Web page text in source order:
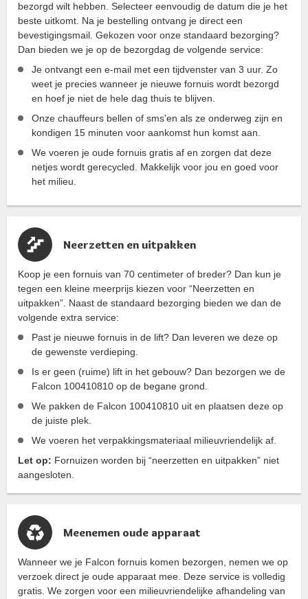
bezorgd wilt hebben. Selecteer eenvoudig de datum die je het
beste uitkomt. Na je bestelling ontvang je direct een
bevestigingsmail. Gekozen voor onze standaard bezorging?
Dan bieden we je op de bezorgdag de volgende service:
Je ontvangt een e-mail met een tijdvenster van 3 uur. Zo
weet je precies wanneer je nieuwe fornuis wordt bezorgd
en hoef je niet de hele dag thuis te blijven.
Onze chauffeurs bellen of sms'en als ze onderweg zijn en
kondigen 15 minuten voor aankomst hun komst aan.
We voeren je oude fornuis gratis af en zorgen dat deze
netjes wordt gerecycled. Makkelijk voor jou en goed voor
het milieu.
Neerzetten en uitpakken
Koop je een fornuis van 70 centimeter of breder? Dan kun je
tegen een kleine meerprijs kiezen voor “Neerzetten en
uitpakken”. Naast de standaard bezorging bieden we dan de
volgende extra service:
Past je nieuwe fornuis in de lift? Dan leveren we deze op
de gewenste verdieping.
Is er geen (ruime) lift in het gebouw? Dan bezorgen we de
Falcon 100410810 op de begane grond.
We pakken de Falcon 100410810 uit en plaatsen deze op
de juiste plek.
We voeren het verpakkingsmateriaal milieuvriendelijk af.
Let op: Fornuizen worden bij “neerzetten en uitpakken” niet
aangesloten.
Meenemen oude apparaat
Wanneer we je Falcon fornuis komen bezorgen, nemen we op
verzoek direct je oude apparaat mee. Deze service is volledig
gratis. We zorgen voor een milieuvriendelijke afhandeling van